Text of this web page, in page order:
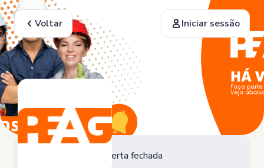
Voltar Iniciar sessão
Oferta fechada